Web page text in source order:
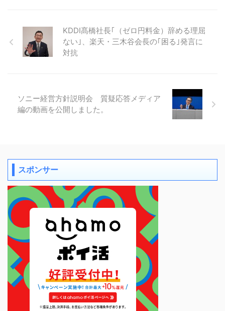
KDDI髙橋社長｢（ゼロ円料金）辞める理屈
ない｣、楽天・三木谷会長の｢困る｣発言に
対抗
ソニー経営方針説明会 質疑応答メディア
編の動画を公開しました。
スポンサー